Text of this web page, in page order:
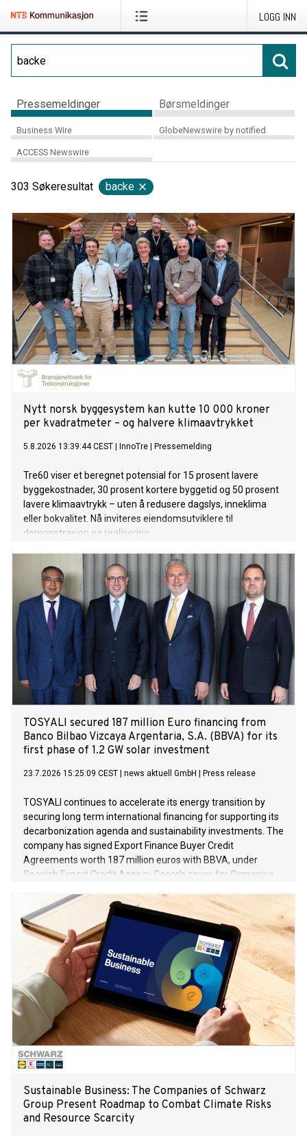
LOGG INN
Pressemeldinger Børsmeldinger
Business Wire GlobeNewswire by notified
ACCESS Newswire
303 Søkeresultat backe
Nytt norsk byggesystem kan kutte 10 000 kroner
per kvadratmeter – og halvere klimaavtrykket
5.8.2026 13:39:44 CEST InnoTre Pressemelding
Tre60 viser et beregnet potensial for 15 prosent lavere
byggekostnader, 30 prosent kortere byggetid og 50 prosent
lavere klimaavtrykk – uten å redusere dagslys, inneklima
eller bokvalitet. Nå inviteres eiendomsutviklere til
demonstrasjon og realisering.
TOSYALI secured 187 million Euro financing from
Banco Bilbao Vizcaya Argentaria, S.A. (BBVA) for its
first phase of 1.2 GW solar investment
23.7.2026 15:25:09 CEST news aktuell GmbH Press release
TOSYALI continues to accelerate its energy transition by
securing long term international financing for supporting its
decarbonization agenda and sustainability investments. The
company has signed Export Finance Buyer Credit
Agreements worth 187 million euros with BBVA, under
Spanish Export Credit Agency Cesce’s cover, for Osmaniye
(SPP) investments with total capacity of 1.2 GW.
Sustainable Business: The Companies of Schwarz
Group Present Roadmap to Combat Climate Risks
and Resource Scarcity